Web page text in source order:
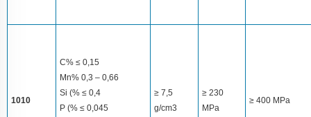
1010
C% ≤ 0,15
Mn% 0,3 – 0,66
Si (% ≤ 0,4
P (% ≤ 0,045
≥ 7,5
g/cm3
≥ 230
MPa
≥ 400 MPa